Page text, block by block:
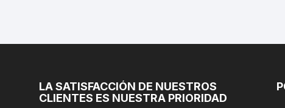
pueden
la
página
LA SATISFACCIÓN DE NUESTROS
CLIENTES ES NUESTRA PRIORIDAD